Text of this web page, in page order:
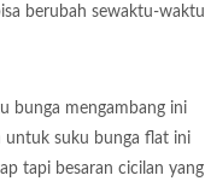
berubah sewaktu-waktu
bunga mengambang ini
untuk suku bunga flat ini
tapi besaran cicilan yang